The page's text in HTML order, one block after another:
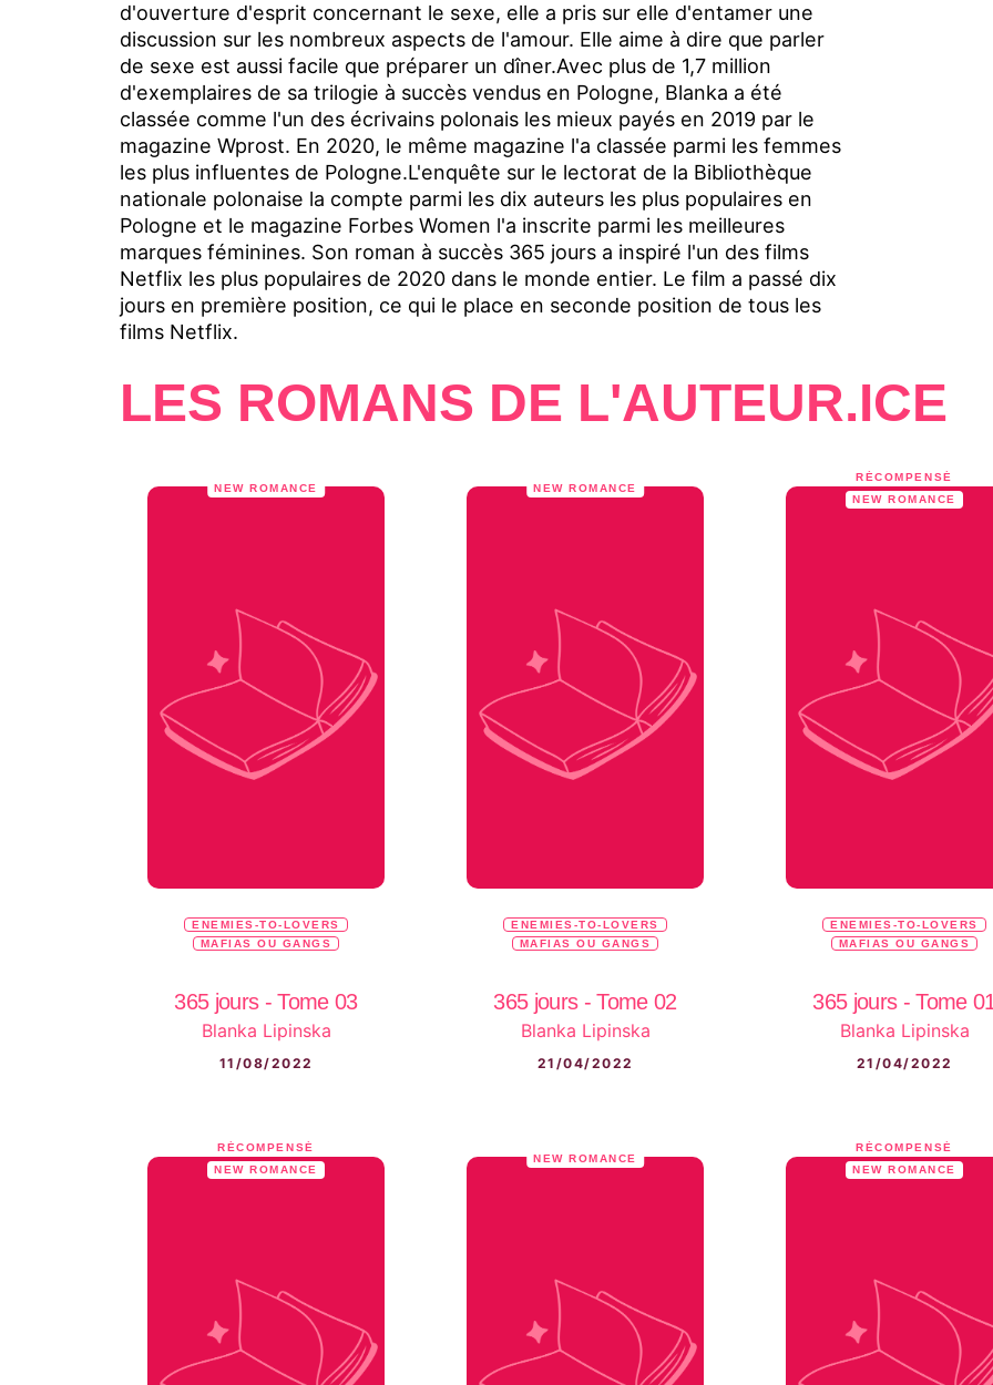
d'ouverture d'esprit concernant le sexe, elle a pris sur elle d'entamer une
discussion sur les nombreux aspects de l'amour. Elle aime à dire que parler
de sexe est aussi facile que préparer un dîner.Avec plus de 1,7 million
d'exemplaires de sa trilogie à succès vendus en Pologne, Blanka a été
classée comme l'un des écrivains polonais les mieux payés en 2019 par le
magazine Wprost. En 2020, le même magazine l'a classée parmi les femmes
les plus influentes de Pologne.L'enquête sur le lectorat de la Bibliothèque
nationale polonaise la compte parmi les dix auteurs les plus populaires en
Pologne et le magazine Forbes Women l'a inscrite parmi les meilleures
marques féminines. Son roman à succès 365 jours a inspiré l'un des films
Netflix les plus populaires de 2020 dans le monde entier. Le film a passé dix
jours en première position, ce qui le place en seconde position de tous les
films Netflix.
LES ROMANS DE L'AUTEUR.ICE
NEW ROMANCE
ENEMIES-TO-LOVERS
MAFIAS OU GANGS
365 jours - Tome 03
Blanka Lipinska
11/08/2022
NEW ROMANCE
ENEMIES-TO-LOVERS
MAFIAS OU GANGS
365 jours - Tome 02
Blanka Lipinska
21/04/2022
RÉCOMPENSÉ
NEW ROMANCE
ENEMIES-TO-LOVERS
MAFIAS OU GANGS
365 jours - Tome
Blanka Lipinska
21/04/2022
RÉCOMPENSÉ
NEW ROMANCE
NEW ROMANCE
RÉCOMPENSÉ
NEW ROMANCE